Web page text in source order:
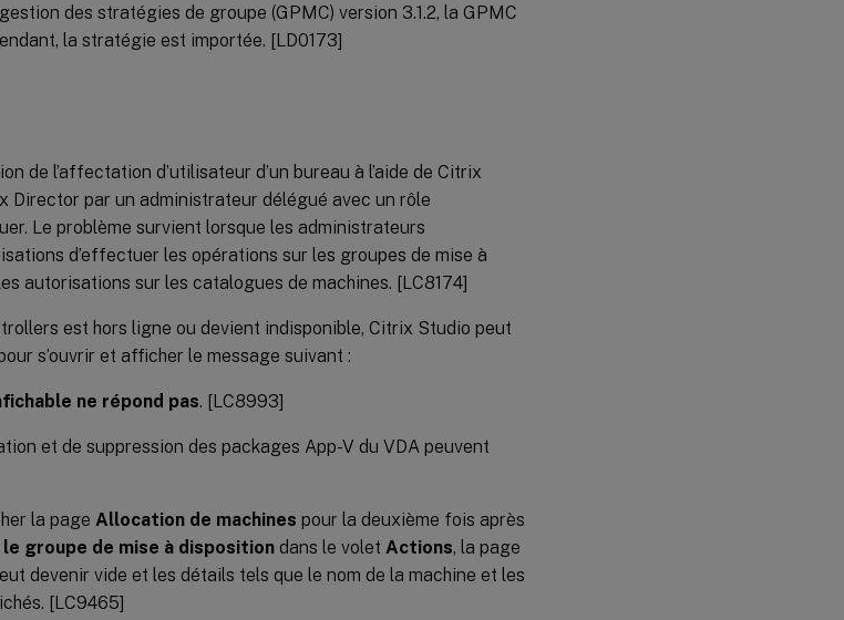
des stratégies de groupe (GPMC) version 3.1.2, la GPMC
la stratégie est importée. [LD0173]
de l’affectation d’utilisateur d’un bureau à l’aide de Citrix
Director par un administrateur délégué avec un rôle
Le problème survient lorsque les administrateurs
d’effectuer les opérations sur les groupes de mise à
autorisations sur les catalogues de machines. [LC8174]
est hors ligne ou devient indisponible, Citrix Studio peut
s’ouvrir et afficher le message suivant :
ne répond pas. [LC8993]
et de suppression des packages App-V du VDA peuvent
la page Allocation de machines pour la deuxième fois après
groupe de mise à disposition dans le volet Actions, la page
devenir vide et les détails tels que le nom de la machine et les
[LC9465]